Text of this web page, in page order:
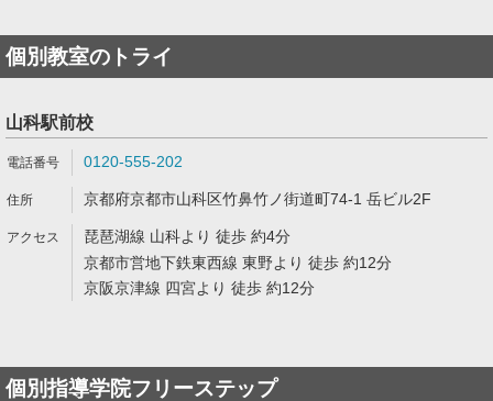
個別教室のトライ
山科駅前校
0120-555-202
京都府京都市山科区竹鼻竹ノ街道町74-1 岳ビル2F
琵琶湖線 山科より 徒歩 約4分
京都市営地下鉄東西線 東野より 徒歩 約12分
京阪京津線 四宮より 徒歩 約12分
個別指導学院フリーステップ